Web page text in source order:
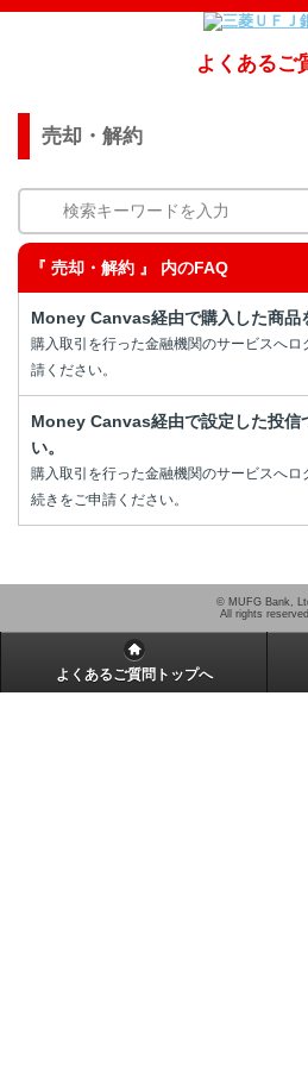
よくあるご
売却・解約
検索キーワードを入力
『 売却・解約 』 内のFAQ
Money Canvas経由で購入した商品
購入取引を行った金融機関のサービスへロ
請ください。
Money Canvas経由で設定した投信
い。
購入取引を行った金融機関のサービスへ
続きをご申請ください。
© MUFG Bank,
All rights
よくあるご質問トップへ